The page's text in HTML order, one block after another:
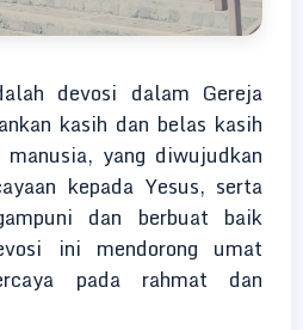
devosi dalam Gereja
kasih dan belas kasih
yang diwujudkan
kepada Yesus, serta
dan berbuat baik
ini mendorong umat
pada rahmat dan